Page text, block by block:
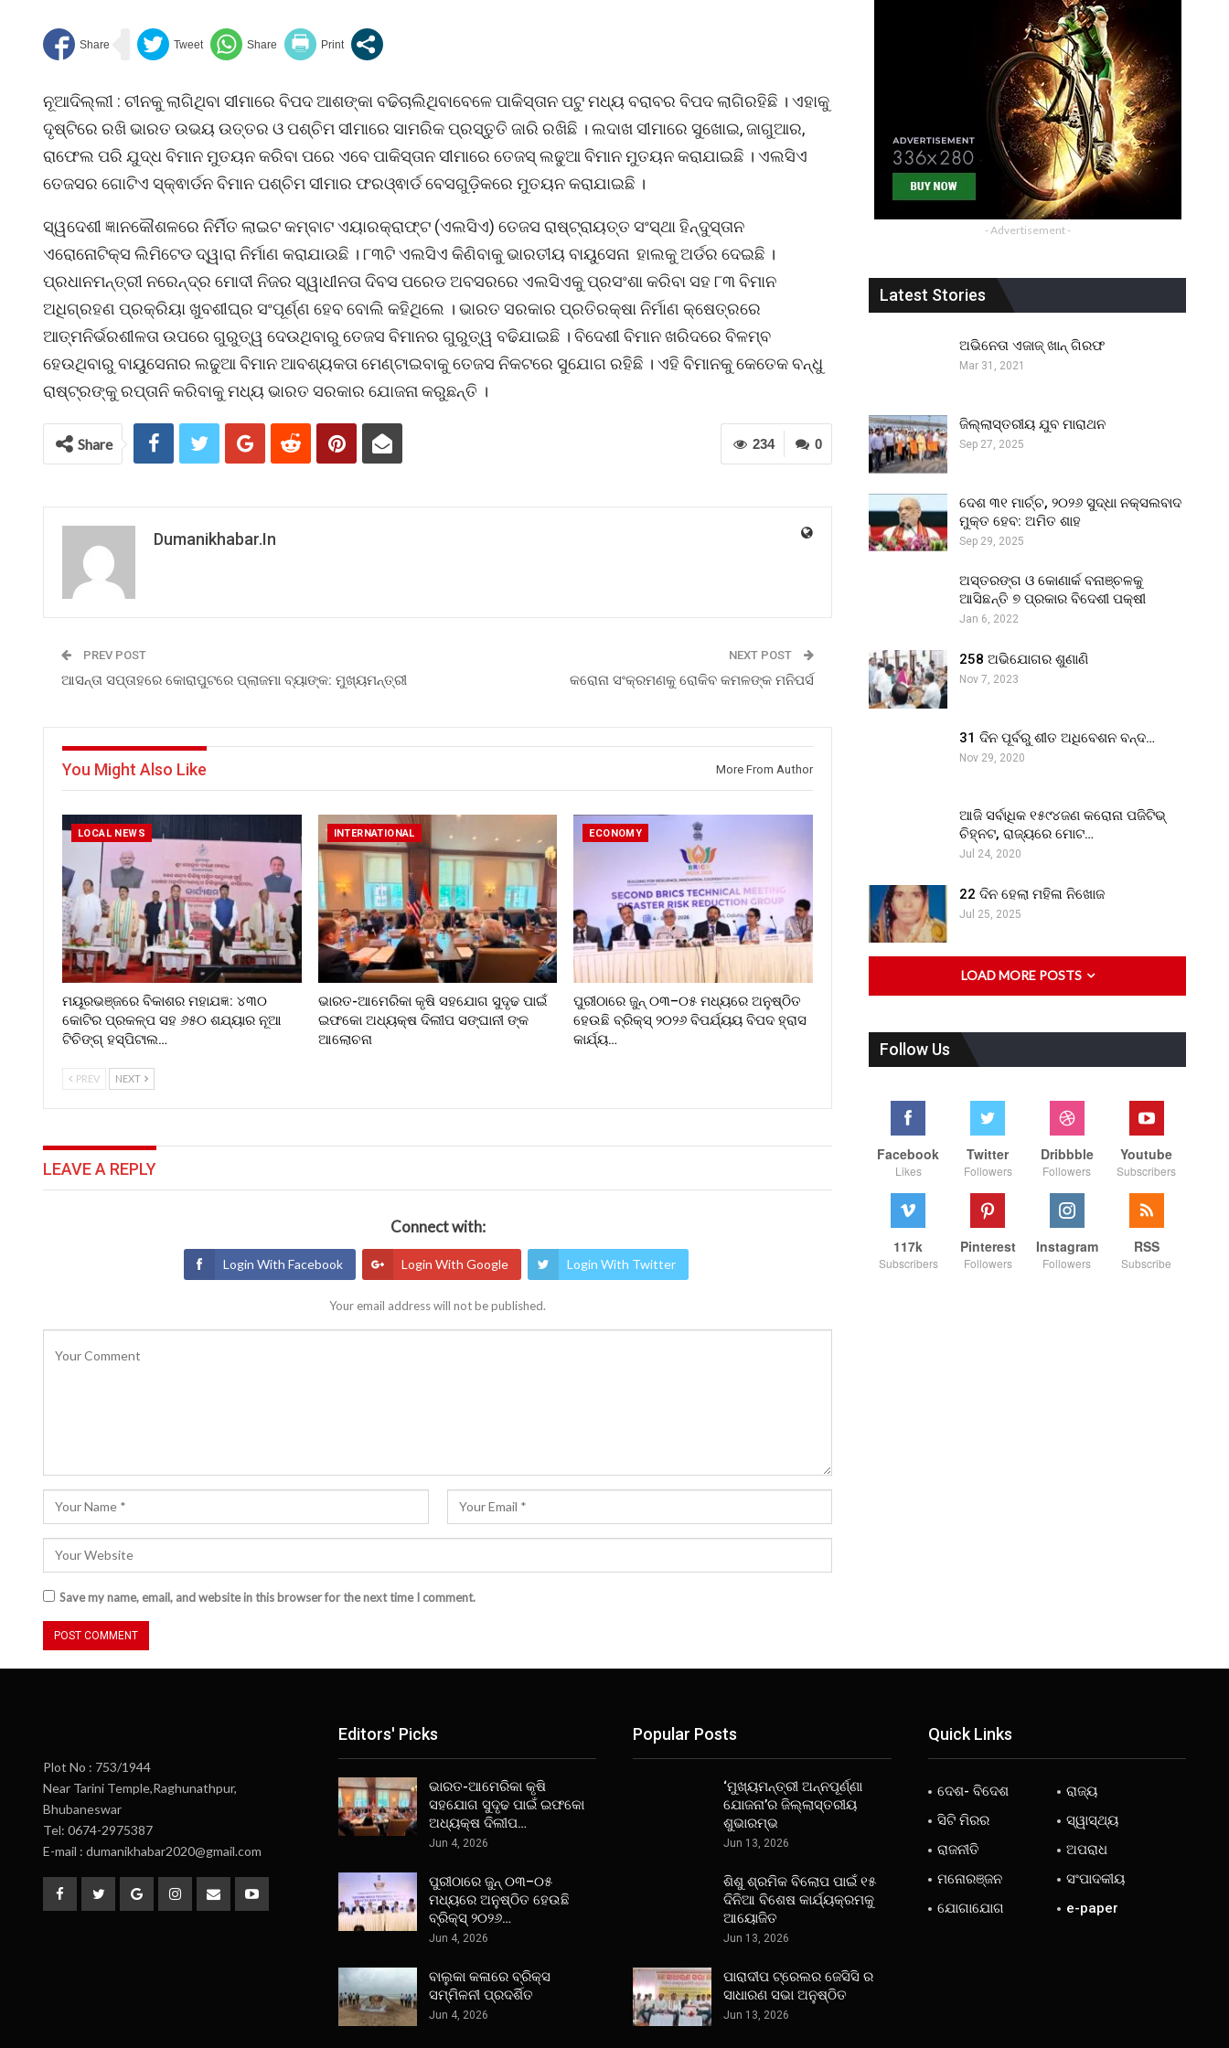
ନୂଆଦିଲ୍ଲୀ : ଚୀନକୁ ଲାଗିଥିବା ସୀମାରେ ବିପଦ ଆଶଙ୍କା ବଢିଚାଲିଥିବାବେଳେ ପାକିସ୍ତାନ ପଟୁ ମଧ୍ୟ ବରାବର ବିପଦ ଲାଗିରହିଛି । ଏହାକୁ
ଦୃଷ୍ଟିରେ ରଖି ଭାରତ ଉଭୟ ଉତ୍ତର ଓ ପଶ୍ଚିମ ସୀମାରେ ସାମରିକ ପ୍ରସ୍ତୁତି ଜାରି ରଖିଛି । ଲଦାଖ ସୀମାରେ ସୁଖୋଇ, ଜାଗୁଆର,
ରାଫେଲ ପରି ଯୁଦ୍ଧ ବିମାନ ମୁତୟନ କରିବା ପରେ ଏବେ ପାକିସ୍ତାନ ସୀମାରେ ତେଜସ୍‌ ଲଢୁଆ ବିମାନ ମୁତୟନ କରାଯାଇଛି । ଏଲସିଏ
ତେଜସର ଗୋଟିଏ ସ୍କ୍ଵାର୍ଡନ ବିମାନ ପଶ୍ଚିମ ସୀମାର ଫରଓ୍ଵାର୍ଡ ବେସଗୁଡ଼ିକରେ ମୁତୟନ କରାଯାଇଛି ।
ସ୍ୱଦେଶୀ ଜ୍ଞାନକୌଶଳରେ ନିର୍ମିତ ଲାଇଟ କମ୍ବାଟ ଏୟାରକ୍ରାଫ୍ଟ (ଏଲସିଏ) ତେଜସ ରାଷ୍ଟ୍ରାୟତ୍ତ ସଂସ୍ଥା ହିନ୍ଦୁସ୍ତାନ
ଏରୋନୋଟିକ୍ସ ଲିମିଟେଡ ଦ୍ୱାରା ନିର୍ମାଣ କରାଯାଉଛି । ୮୩ଟି ଏଲସିଏ କିଣିବାକୁ ଭାରତୀୟ ବାୟୁସେନା ହାଲକୁ ଅର୍ଡର ଦେଇଛି ।
ପ୍ରଧାନମନ୍ତ୍ରୀ ନରେନ୍ଦ୍ର ମୋଦୀ ନିଜର ସ୍ୱାଧୀନତା ଦିବସ ପରେଡ ଅବସରରେ ଏଲସିଏକୁ ପ୍ରସଂଶା କରିବା ସହ ୮୩ ବିମାନ
ଅଧିଗ୍ରହଣ ପ୍ରକ୍ରିୟା ଖୁବଶୀଘ୍ର ସଂପୂର୍ଣ୍ଣ ହେବ ବୋଲି କହିଥିଲେ । ଭାରତ ସରକାର ପ୍ରତିରକ୍ଷା ନିର୍ମାଣ କ୍ଷେତ୍ରରେ
ଆତ୍ମନିର୍ଭରଶୀଳତା ଉପରେ ଗୁରୁତ୍ୱ ଦେଉଥିବାରୁ ତେଜସ ବିମାନର ଗୁରୁତ୍ୱ ବଢିଯାଇଛି । ବିଦେଶୀ ବିମାନ ଖରିଦରେ ବିଳମ୍ବ
ହେଉଥିବାରୁ ବାୟୁସେନାର ଲଢୁଆ ବିମାନ ଆବଶ୍ୟକତା ମେଣ୍ଟାଇବାକୁ ତେଜସ ନିକଟରେ ସୁଯୋଗ ରହିଛି । ଏହି ବିମାନକୁ କେତେକ ବନ୍ଧୁ
ରାଷ୍ଟ୍ରଙ୍କୁ ରପ୍ତାନି କରିବାକୁ ମଧ୍ୟ ଭାରତ ସରକାର ଯୋଜନା କରୁଛନ୍ତି ।
0
234
Share
Dumanikhabar.in
PREV POST
ଆସନ୍ତା ସପ୍ତାହରେ କୋରାପୁଟରେ ପ୍ଲାଜମା ବ୍ୟାଙ୍କ: ମୁଖ୍ୟମନ୍ତ୍ରୀ
NEXT POST
କରୋନା ସଂକ୍ରମଣକୁ ରୋକିବ କମଳଙ୍କ ମନିପର୍ସ
You Might Also Like More From Author
LOCAL NEWS
ମୟୂରଭଞ୍ଜରେ ବିକାଶର ମହାଯଜ୍ଞ: ୪୩୦
କୋଟିର ପ୍ରକଳ୍ପ ସହ ୬୫୦ ଶଯ୍ୟାର ନୂଆ
ଟିଚିଙ୍ଗ୍ ହସ୍ପିଟାଲ…
INTERNATIONAL
ଭାରତ-ଆମେରିକା କୃଷି ସହଯୋଗ ସୁଦୃଢ ପାଇଁ
ଇଫକୋ ଅଧ୍ୟକ୍ଷ ଦିଲୀପ ସଙ୍ଘାନୀ ଙ୍କ
ଆଲୋଚନା
ECONOMY
ପୁରୀଠାରେ ଜୁନ୍ ୦୩–୦୫ ମଧ୍ୟରେ ଅନୁଷ୍ଠିତ
ହେଉଛି ବ୍ରିକ୍ସ୍ ୨୦୨୬ ବିପର୍ଯ୍ୟୟ ବିପଦ ହ୍ରାସ
କାର୍ଯ୍ୟ…
PREV NEXT
LEAVE A REPLY
Connect with:
Login With Facebook Login With Google Login With Twitter
Your email address will not be published.
Save my name, email, and website in this browser for the next time I comment.
- Advertisement -
Latest Stories
ଅଭିନେତା ଏଜାଜ୍ ଖାନ୍ ଗିରଫ
Mar 31, 2021
ଜିଲ୍ଲାସ୍ତରୀୟ ଯୁବ ମାରାଥନ
Sep 27, 2025
ଦେଶ ୩୧ ମାର୍ଚ୍ଚ, ୨୦୨୬ ସୁଦ୍ଧା ନକ୍ସଲବାଦ
ମୁକ୍ତ ହେବ: ଅମିତ ଶାହ
Sep 29, 2025
ଅସ୍ତରଙ୍ଗ ଓ କୋଣାର୍କ ବନାଞ୍ଚଳକୁ
ଆସିଛନ୍ତି ୭ ପ୍ରକାର ବିଦେଶୀ ପକ୍ଷୀ
Jan 6, 2022
258 ଅଭିଯୋଗର ଶୁଣାଣି
Nov 7, 2023
31 ଦିନ ପୂର୍ବରୁ ଶୀତ ଅଧିବେଶନ ବନ୍ଦ…
Nov 29, 2020
ଆଜି ସର୍ବାଧିକ ୧୫୯୪ଜଣ କରୋନା ପଜିଟିଭ୍
ଚିହ୍ନଟ, ରାଜ୍ୟରେ ମୋଟ…
Jul 24, 2020
22 ଦିନ ହେଲା ମହିଳା ନିଖୋଜ
Jul 25, 2025
LOAD MORE POSTS
Follow Us
Facebook
Likes
Twitter
Followers
Dribbble
Followers
Youtube
Subscribers
117k
Subscribers
Pinterest
Followers
Instagram
Followers
RSS
Subscribe
Plot No : 753/1944
Near Tarini Temple,Raghunathpur,
Bhubaneswar
Tel: 0674-2975387
E-mail : dumanikhabar2020@gmail.com
Editors' Picks
ଭାରତ-ଆମେରିକା କୃଷି
ସହଯୋଗ ସୁଦୃଢ ପାଇଁ ଇଫକୋ
ଅଧ୍ୟକ୍ଷ ଦିଲୀପ…
Jun 4, 2026
ପୁରୀଠାରେ ଜୁନ୍ ୦୩–୦୫
ମଧ୍ୟରେ ଅନୁଷ୍ଠିତ ହେଉଛି
ବ୍ରିକ୍ସ୍ ୨୦୨୬…
Jun 4, 2026
ବାଲୁକା କଳାରେ ବ୍ରିକ୍ସ
ସମ୍ମିଳନୀ ପ୍ରଦର୍ଶିତ
Jun 4, 2026
Popular Posts
‘ମୁଖ୍ୟମନ୍ତ୍ରୀ ଅନ୍ନପୂର୍ଣ୍ଣା
ଯୋଜନା’ର ଜିଲ୍ଲାସ୍ତରୀୟ
ଶୁଭାରମ୍ଭ
Jun 13, 2026
ଶିଶୁ ଶ୍ରମିକ ବିଲୋପ ପାଇଁ ୧୫
ଦିନିଆ ବିଶେଷ କାର୍ଯ୍ୟକ୍ରମକୁ
ଆୟୋଜିତ
Jun 13, 2026
ପାରାଦୀପ ଟ୍ରେଲର ଜେସିସି ର
ସାଧାରଣ ସଭା ଅନୁଷ୍ଠିତ
Jun 13, 2026
Quick Links
ଦେଶ- ବିଦେଶ
ରାଜ୍ୟ
ସିଟି ମିରର
ସ୍ୱାସ୍ଥ୍ୟ
ରାଜନୀତି
ଅପରାଧ
ମନୋରଞ୍ଜନ
ସଂପାଦକୀୟ
ଯୋଗାଯୋଗ
e-paper